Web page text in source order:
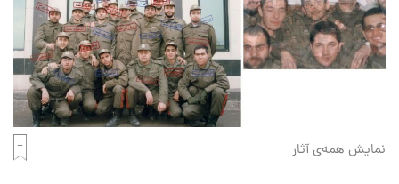
نمایش همه‌ی آثار